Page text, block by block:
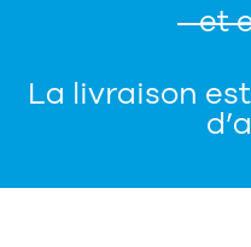
et
La livraison